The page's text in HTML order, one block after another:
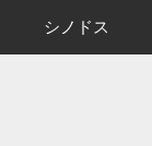
シノドス